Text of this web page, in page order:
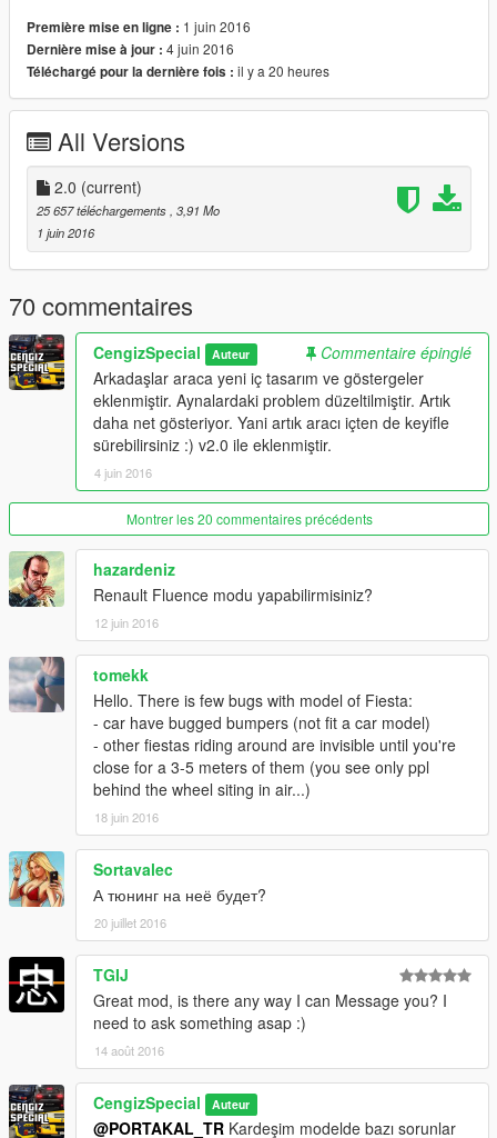
> Göstergeler artık çalışıyor. ✓
Dials are working no more. ✓
> Aynalardaki problemler düzeltildi ✓
corrected ✓
>Paint 1:Rims ✓
>Paint 2:Body ✓
Features; Özellikler
> Gerçekçi dikiz aynaları ✓
Realistic rear-view mirrors ✓
> Kırılabilir camlar. ✓
Breakable glasses. ✓
> Direksiyon çalışıyor. ✓
Steeringwheel is working. ✓
> İç, dış aydınlatmalar çalışıyor. ✓
Headlights, fars, brakelights, Indicators and taillights are
working. ✓
> Kir efekti. ✓
dirt effect. ✓
> Araç önden çekişlidir. ✓
Car is front-wheel drive. ✓
> Steering Lock: 50°
Plate changes in the game. Don't worry.
Première mise en ligne : 1 juin 2016
Dernière mise à jour : 4 juin 2016
Téléchargé pour la dernière fois : il y a 20 heures
All Versions
2.0 (current)
25 657 téléchargements , 3,91 Mo
1 juin 2016
70 commentaires
CengizSpecial Auteur
Commentaire épinglé
Arkadaşlar araca yeni iç tasarım ve göstergeler
eklenmiştir. Aynalardaki problem düzeltilmiştir. Artık
daha net gösteriyor. Yani artık aracı içten de keyifle
sürebilirsiniz :) v2.0 ile eklenmiştir.
4 juin 2016
Montrer les 20 commentaires précédents
hazardeniz
Renault Fluence modu yapabilirmisiniz?
12 juin 2016
tomekk
Hello. There is few bugs with model of Fiesta:
- car have bugged bumpers (not fit a car model)
- other fiestas riding around are invisible until you're
close for a 3-5 meters of them (you see only ppl
behind the wheel siting in air...)
18 juin 2016
Sortavalec
А тюнинг на неё будет?
20 juillet 2016
TGIJ
Great mod, is there any way I can Message you? I
need to ask something asap :)
14 août 2016
CengizSpecial Auteur
@PORTAKAL_TR Kardeşim modelde bazı sorunlar